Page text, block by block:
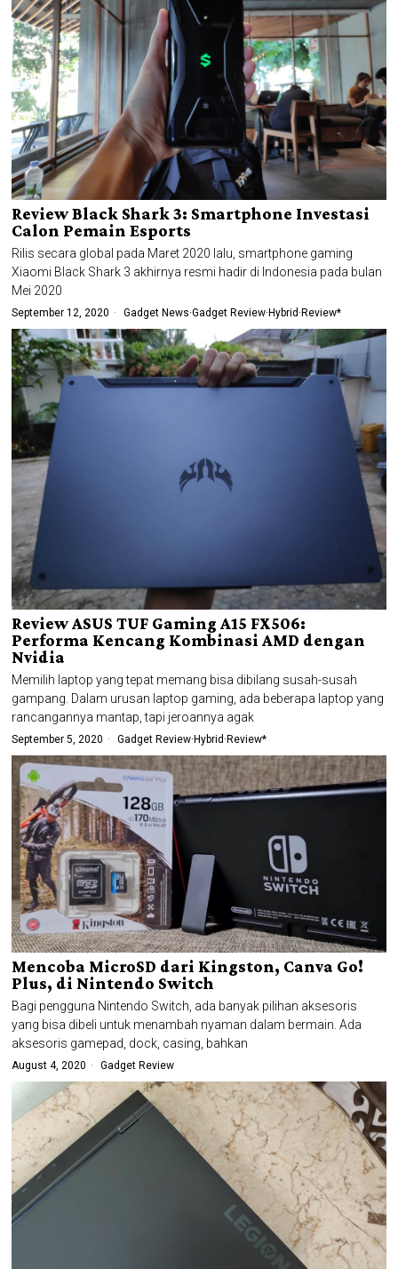
Review Black Shark 3: Smartphone Investasi
Calon Pemain Esports
Rilis secara global pada Maret 2020 lalu, smartphone gaming
Xiaomi Black Shark 3 akhirnya resmi hadir di Indonesia pada bulan
Mei 2020
September 12, 2020 Gadget News·Gadget Review· Hybrid · Review*
Review ASUS TUF Gaming A15 FX506:
Performa Kencang Kombinasi AMD dengan
Nvidia
Memilih laptop yang tepat memang bisa dibilang susah-susah
gampang. Dalam urusan laptop gaming, ada beberapa laptop yang
rancangannya mantap, tapi jeroannya agak
September 5, 2020 Gadget Review· Hybrid · Review*
Mencoba MicroSD dari Kingston, Canva Go!
Plus, di Nintendo Switch
Bagi pengguna Nintendo Switch, ada banyak pilihan aksesoris
yang bisa dibeli untuk menambah nyaman dalam bermain. Ada
aksesoris gamepad, dock, casing, bahkan
August 4, 2020 Gadget Review